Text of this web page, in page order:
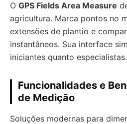
O GPS Fields Area Measure
agricultura. Marca pontos no
extensões de plantio e
instantâneos. Sua interface
iniciantes quanto especialistas.
Funcionalidades e
de Medição
Soluções modernas para